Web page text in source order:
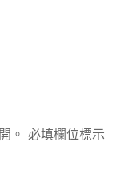
。 必填欄位標示